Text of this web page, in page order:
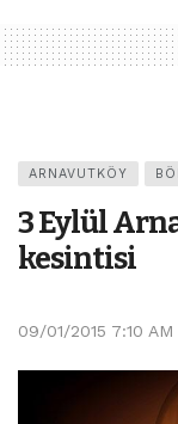
ARNAVUTKÖY
3 Eylül
kesintisi
09/01/2015 7:10 AM